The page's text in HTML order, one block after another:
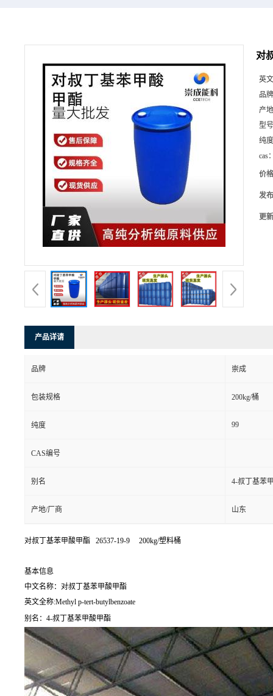
对
英
品
产
型
纯
cas
价
发
更
产品详请
品牌 崇成
包装规格 200kg/桶
纯度 99
CAS编号
别名 4-叔丁基苯
产地/厂商 山东
对叔丁基苯甲酸甲酯 26537-19-9 200kg/塑料桶
基本信息
中文名称：对叔丁基苯甲酸甲酯
英文全称:Methyl p-tert-butylbenzoate
别名：4-叔丁基苯甲酸甲酯